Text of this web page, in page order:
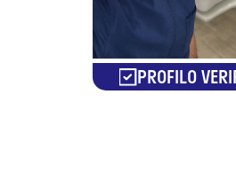
PROFILO